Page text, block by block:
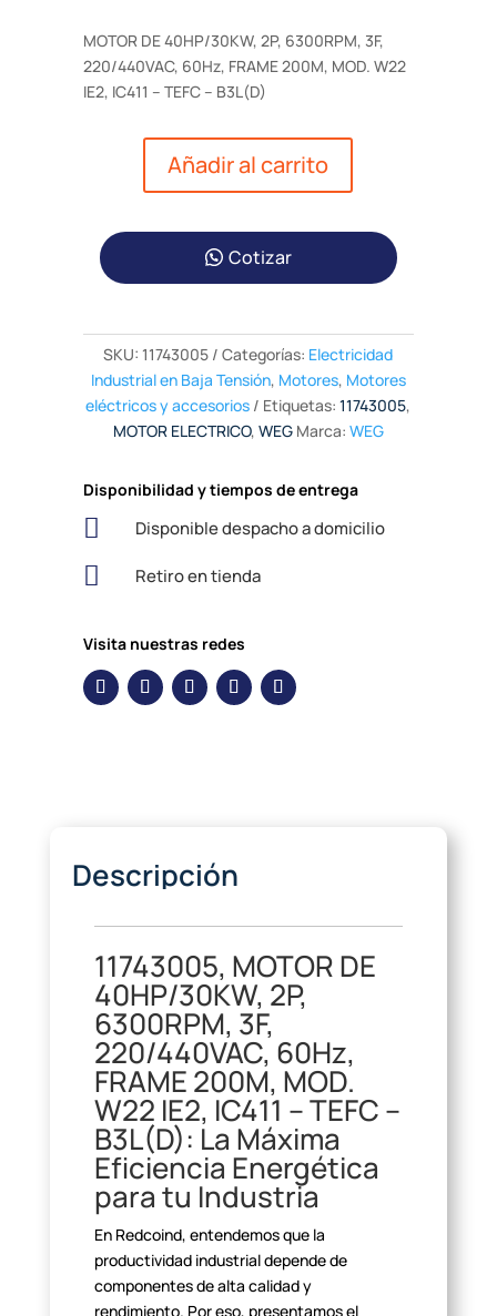
MOTOR DE 40HP/30KW, 2P, 6300RPM, 3F,
220/440VAC, 60Hz, FRAME 200M, MOD. W22
IE2, IC411 – TEFC – B3L(D)
Añadir al carrito
Cotizar
SKU:11743005 Categorías: Electricidad
Industrial en Baja Tensión, Motores, Motores
eléctricos y accesorios
Etiquetas:11743005,
MOTOR ELECTRICO, WEG Marca: WEG
Disponibilidad y tiempos de entrega
 Disponible despacho a domicilio
 Retiro en tienda
Visita nuestras redes
Descripción
11743005, MOTOR DE
40HP/30KW, 2P,
6300RPM, 3F,
220/440VAC, 60Hz,
FRAME 200M, MOD.
W22 IE2, IC411 – TEFC –
B3L(D): La Máxima
Eficiencia Energética
para tu Industria
En Redcoind, entendemos que la
productividad industrial depende de
componentes de alta calidad y
rendimiento. Por eso, presentamos el